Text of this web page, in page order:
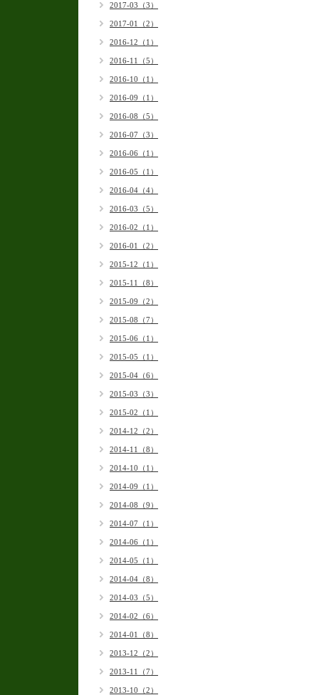
2017-03（3）
2017-01（2）
2016-12（1）
2016-11（5）
2016-10（1）
2016-09（1）
2016-08（5）
2016-07（3）
2016-06（1）
2016-05（1）
2016-04（4）
2016-03（5）
2016-02（1）
2016-01（2）
2015-12（1）
2015-11（8）
2015-09（2）
2015-08（7）
2015-06（1）
2015-05（1）
2015-04（6）
2015-03（3）
2015-02（1）
2014-12（2）
2014-11（8）
2014-10（1）
2014-09（1）
2014-08（9）
2014-07（1）
2014-06（1）
2014-05（1）
2014-04（8）
2014-03（5）
2014-02（6）
2014-01（8）
2013-12（2）
2013-11（7）
2013-10（2）